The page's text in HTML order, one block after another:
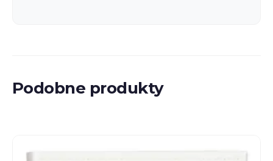
Podobne produkty